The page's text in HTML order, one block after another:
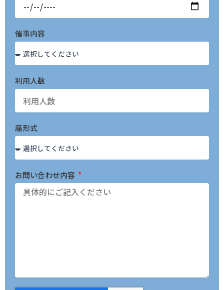
催事内容
利用人数
座形式
お問い合わせ内容